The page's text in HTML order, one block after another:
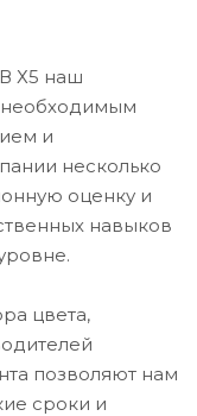
Х5 наш
и
несколько
оценку и
навыков
цвета,
позволяют нам
сроки и